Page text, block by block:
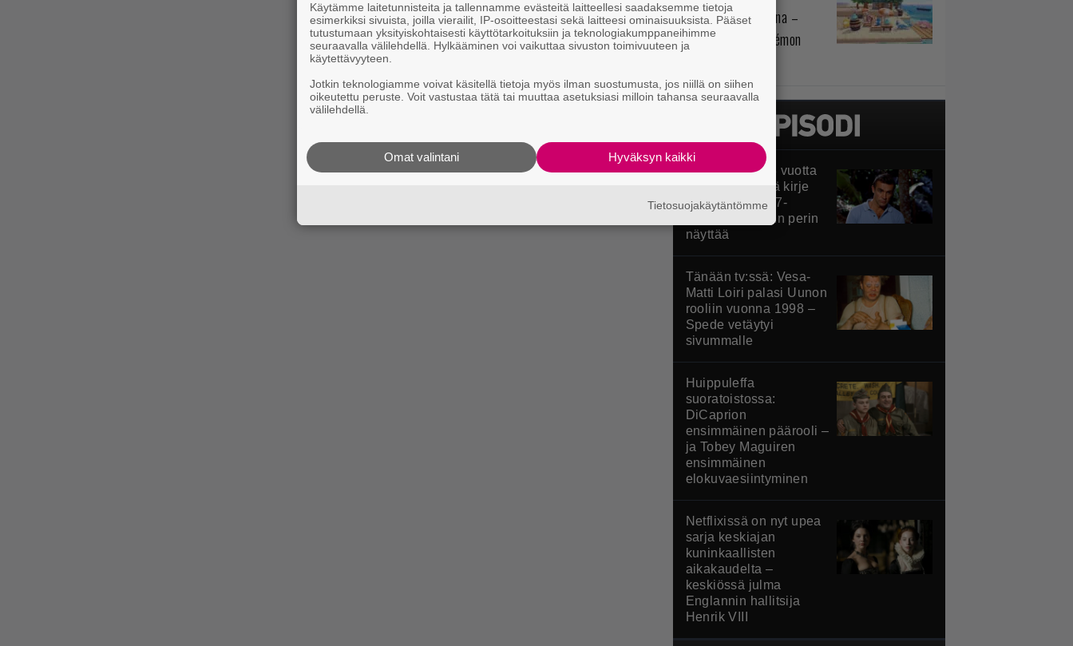
stressihelpotuksena –
arvostelussa Pokémon
Bond-luojan 68 vuotta
sitten lähettämä kirje
löytyi – tältä 007-
hahmon piti alun perin
näyttää
Tänään tv:ssä: Vesa-
Matti Loiri palasi Uunon
rooliin vuonna 1998 –
Spede vetäytyi
sivummalle
Huippuleffa
suoratoistossa:
DiCaprion
ensimmäinen päärooli –
ja Tobey Maguiren
ensimmäinen
elokuvaesiintyminen
Netflixissä on nyt upea
sarja keskiajan
kuninkaallisten
aikakaudelta –
keskiössä julma
Englannin hallitsija
Henrik VIII
Käytämme laitetunnisteita ja tallennamme evästeitä laitteellesi saadaksemme tietoja
esimerkiksi sivuista, joilla vierailit, IP-osoitteestasi sekä laitteesi ominaisuuksista. Pääset
tutustumaan yksityiskohtaisesti käyttötarkoituksiin ja teknologiakumppaneihimme
seuraavalla välilehdellä. Hylkääminen voi vaikuttaa sivuston toimivuuteen ja
käytettävyyteen.
Jotkin teknologiamme voivat käsitellä tietoja myös ilman suostumusta, jos niillä on siihen
oikeutettu peruste. Voit vastustaa tätä tai muuttaa asetuksiasi milloin tahansa seuraavalla
välilehdellä.
Hyväksyn kaikki
Omat valintani
Tietosuojakäytäntömme